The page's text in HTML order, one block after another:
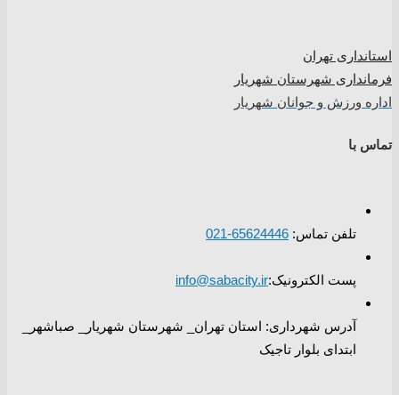
استانداری تهران
فرمانداری شهرستان شهریار
اداره ورزش و جوانان شهریار
تماس با
تلفن تماس: 65624446-021
پست الکترونیک:info@sabacity.ir
آدرس شهرداری: استان تهران_ شهرستان شهریار_ صباشهر_
ابتدای بلوار تاجیک